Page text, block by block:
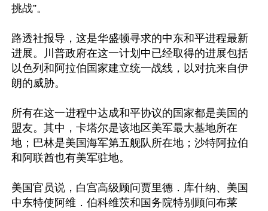
挑战”。
路透社报导，这是华盛顿寻求的中东和平进程最新
进展。川普政府在这一计划中已经取得的进展包括
以色列和阿拉伯国家建立统一战线，以对抗来自伊
朗的威胁。
所有在这一进程中达成和平协议的国家都是美国的
盟友。其中，卡塔尔是该地区美军最大基地所在
地；巴林是美国海军第五舰队所在地；沙特阿拉伯
和阿联酋也有美军驻地。
美国官员说，白宫高级顾问贾里德．库什纳、美国
中东特使阿维．伯科维茨和国务院特别顾问布莱